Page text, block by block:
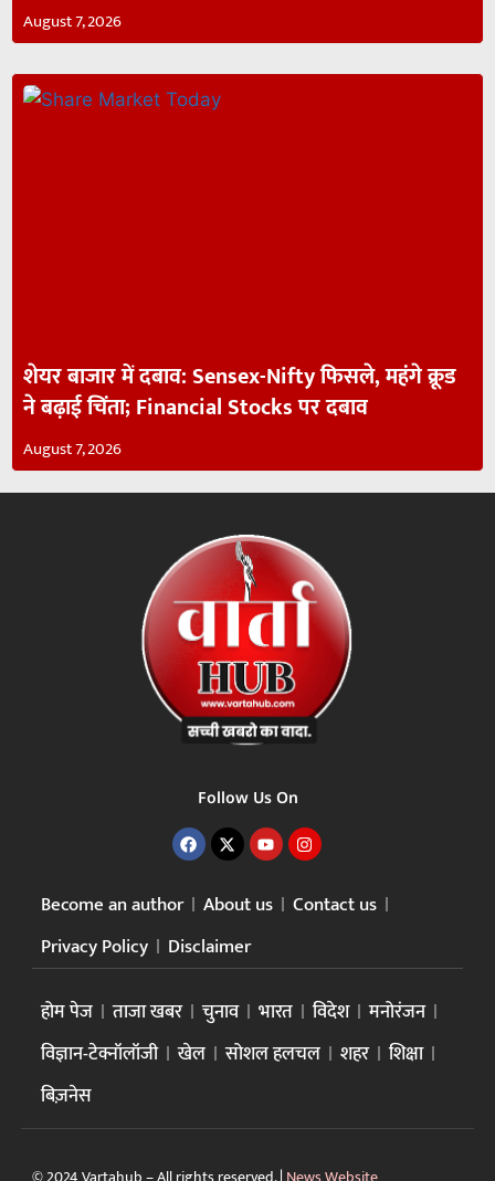
August 7, 2026
शेयर बाजार में दबाव: Sensex-Nifty फिसले, महंगे क्रूड
ने बढ़ाई चिंता; Financial Stocks पर दबाव
August 7, 2026
Follow Us On
Become an author About us
Contact us
Privacy Policy
Disclaimer
होम पेज ताजा खबर चुनाव भारत विदेश
मनोरंजन
विज्ञान-टेक्नॉलॉजी
खेल सोशल हलचल शहर
शिक्षा
बिज़नेस